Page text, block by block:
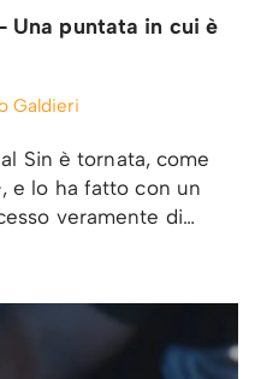
Una puntata in cui è
Galdieri
Sin è tornata, come
e lo ha fatto con un
veramente di…